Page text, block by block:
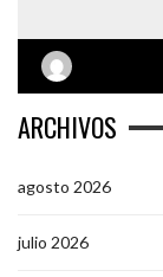
ARCHIVOS
agosto 2026
julio 2026